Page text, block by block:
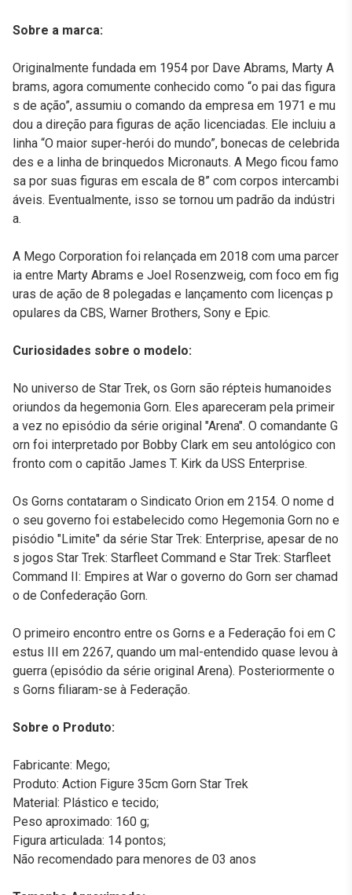
Sobre a marca:
Originalmente fundada em 1954 por Dave Abrams, Marty A
brams, agora comumente conhecido como “o pai das figura
s de ação”, assumiu o comando da empresa em 1971 e mu
dou a direção para figuras de ação licenciadas. Ele incluiu a
linha “O maior super-herói do mundo”, bonecas de celebrida
des e a linha de brinquedos Micronauts. A Mego ficou famo
sa por suas figuras em escala de 8” com corpos intercambi
áveis. Eventualmente, isso se tornou um padrão da indústri
a.
A Mego Corporation foi relançada em 2018 com uma parcer
ia entre Marty Abrams e Joel Rosenzweig, com foco em fig
uras de ação de 8 polegadas e lançamento com licenças p
opulares da CBS, Warner Brothers, Sony e Epic.
Curiosidades sobre o modelo:
No universo de Star Trek, os Gorn são répteis humanoides
oriundos da hegemonia Gorn. Eles apareceram pela primeir
a vez no episódio da série original "Arena". O comandante G
orn foi interpretado por Bobby Clark em seu antológico con
fronto com o capitão James T. Kirk da USS Enterprise.
Os Gorns contataram o Sindicato Orion em 2154. O nome d
o seu governo foi estabelecido como Hegemonia Gorn no e
pisódio "Limite" da série Star Trek: Enterprise, apesar de no
s jogos Star Trek: Starfleet Command e Star Trek: Starfleet
Command II: Empires at War o governo do Gorn ser chamad
o de Confederação Gorn.
O primeiro encontro entre os Gorns e a Federação foi em C
estus III em 2267, quando um mal-entendido quase levou à
guerra (episódio da série original Arena). Posteriormente o
s Gorns filiaram-se à Federação.
Sobre o Produto:
Fabricante: Mego;
Produto: Action Figure 35cm Gorn Star Trek
Material: Plástico e tecido;
Peso aproximado: 160 g;
Figura articulada: 14 pontos;
Não recomendado para menores de 03 anos